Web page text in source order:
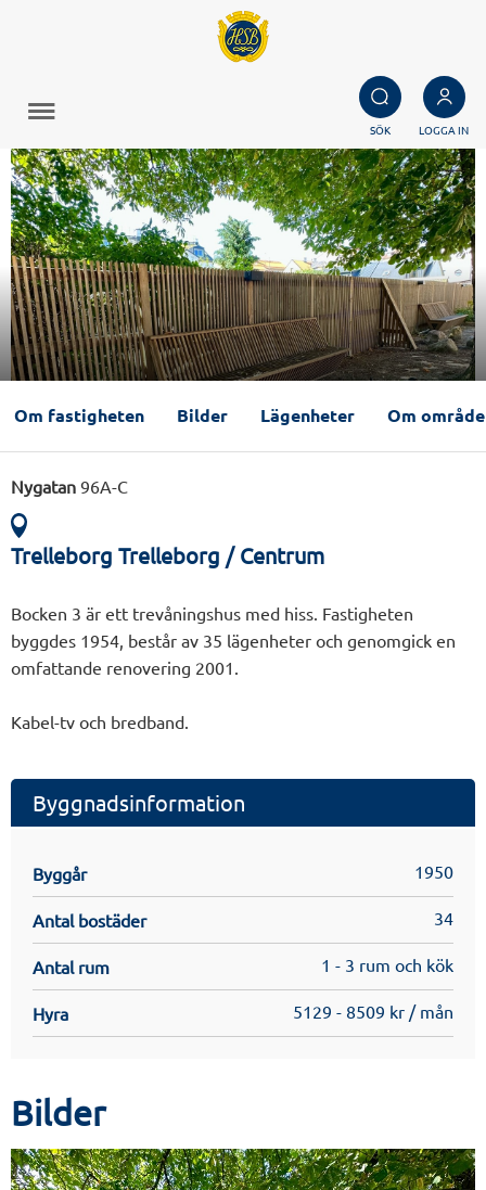
SÖK LOGGA IN
Om fastigheten Bilder Lägenheter Om
Nygatan 96A-C
Trelleborg Trelleborg / Centrum
Bocken 3 är ett trevåningshus med hiss. Fastigheten
byggdes 1954, består av 35 lägenheter och genomgick en
omfattande renovering 2001.
Kabel-tv och bredband.
Byggnadsinformation
Byggår 1950
Antal bostäder 34
Antal rum 1 - 3 rum och kök
Hyra 5129 - 8509 kr / mån
Bilder